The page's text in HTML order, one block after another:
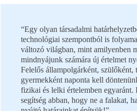
“Egy olyan társadalmi
technológiai szempontból is
változó világban, mint amilyenben
mindnyájunk számára új értelmet
Felelős állampolgárként, szülőként,
gyermekként naponta kell
fizikai és lelki értelemben egyaránt.
segítség abban, hogy ne a falakat,